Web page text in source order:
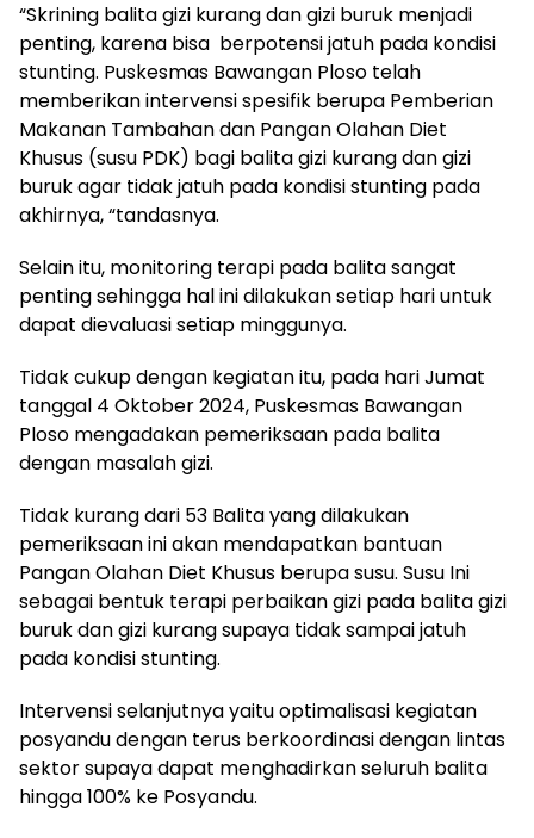
“Skrining balita gizi kurang dan gizi buruk menjadi
penting, karena bisa berpotensi jatuh pada kondisi
stunting. Puskesmas Bawangan Ploso telah
memberikan intervensi spesifik berupa Pemberian
Makanan Tambahan dan Pangan Olahan Diet
Khusus (susu PDK) bagi balita gizi kurang dan gizi
buruk agar tidak jatuh pada kondisi stunting pada
akhirnya, “tandasnya.
Selain itu, monitoring terapi pada balita sangat
penting sehingga hal ini dilakukan setiap hari untuk
dapat dievaluasi setiap minggunya.
Tidak cukup dengan kegiatan itu, pada hari Jumat
tanggal 4 Oktober 2024, Puskesmas Bawangan
Ploso mengadakan pemeriksaan pada balita
dengan masalah gizi.
Tidak kurang dari 53 Balita yang dilakukan
pemeriksaan ini akan mendapatkan bantuan
Pangan Olahan Diet Khusus berupa susu. Susu Ini
sebagai bentuk terapi perbaikan gizi pada balita gizi
buruk dan gizi kurang supaya tidak sampai jatuh
pada kondisi stunting.
Intervensi selanjutnya yaitu optimalisasi kegiatan
posyandu dengan terus berkoordinasi dengan lintas
sektor supaya dapat menghadirkan seluruh balita
hingga 100% ke Posyandu.